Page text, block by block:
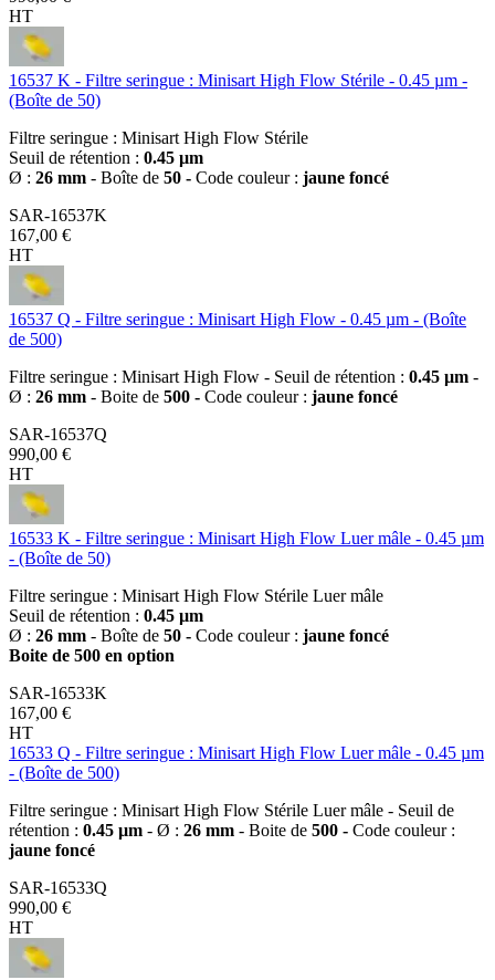
HT
16537 K - Filtre seringue : Minisart High Flow Stérile - 0.45 µm -
(Boîte de 50)
Filtre seringue : Minisart High Flow Stérile
Seuil de rétention : 0.45 µm
Ø : 26 mm - Boîte de 50 - Code couleur : jaune foncé
SAR-16537K
167,00 €
HT
16537 Q - Filtre seringue : Minisart High Flow - 0.45 µm - (Boîte
de 500)
Filtre seringue : Minisart High Flow - Seuil de rétention : 0.45 µm -
Ø : 26 mm - Boite de 500 - Code couleur : jaune foncé
SAR-16537Q
990,00 €
HT
16533 K - Filtre seringue : Minisart High Flow Luer mâle - 0.45 µm
- (Boîte de 50)
Filtre seringue : Minisart High Flow Stérile Luer mâle
Seuil de rétention : 0.45 µm
Ø : 26 mm - Boîte de 50 - Code couleur : jaune foncé
Boite de 500 en option
SAR-16533K
167,00 €
HT
16533 Q - Filtre seringue : Minisart High Flow Luer mâle - 0.45 µm
- (Boîte de 500)
Filtre seringue : Minisart High Flow Stérile Luer mâle - Seuil de
rétention : 0.45 µm - Ø : 26 mm - Boite de 500 - Code couleur :
jaune foncé
SAR-16533Q
990,00 €
HT